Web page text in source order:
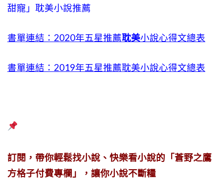
甜寵」耽美小說推薦
書單連結：2020年五星推薦耽美小說心得文總表
書單連結：2019年五星推薦耽美小說心得文總表
訂閱，帶你輕鬆找小說、快樂看小說的「蒼野之鷹
方格子付費專欄」，讓你小說不斷糧